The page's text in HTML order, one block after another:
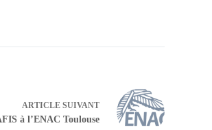
ARTICLESUIVANT
à l’ENAC Toulouse